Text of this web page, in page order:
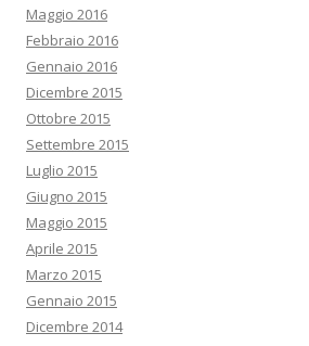
Maggio 2016
Febbraio 2016
Gennaio 2016
Dicembre 2015
Ottobre 2015
Settembre 2015
Luglio 2015
Giugno 2015
Maggio 2015
Aprile 2015
Marzo 2015
Gennaio 2015
Dicembre 2014